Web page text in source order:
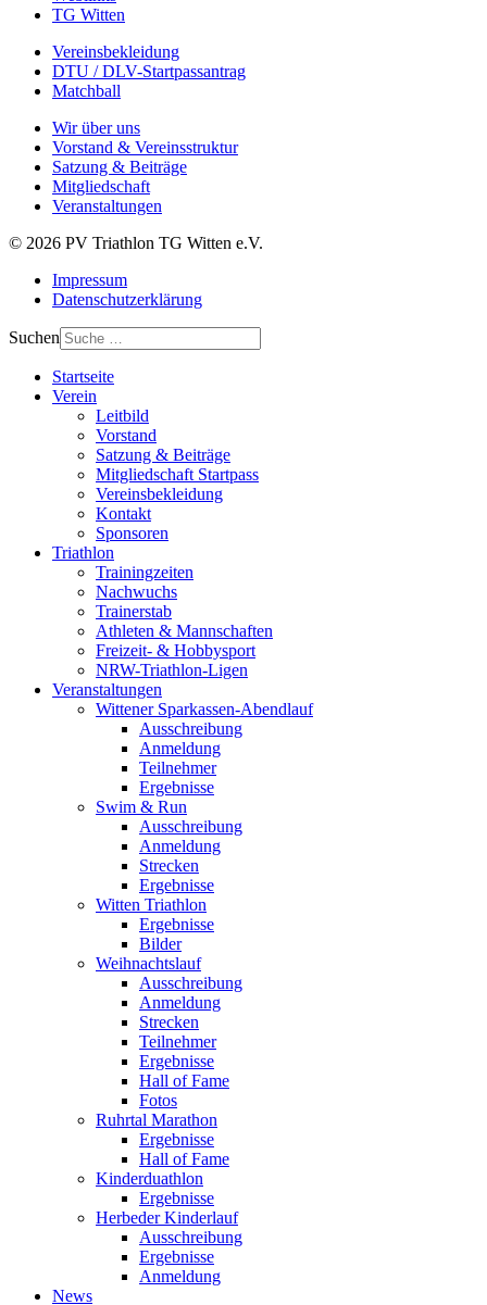
TG Witten
Vereinsbekleidung
DTU / DLV-Startpassantrag
Matchball
Wir über uns
Vorstand & Vereinsstruktur
Satzung & Beiträge
Mitgliedschaft
Veranstaltungen
© 2026 PV Triathlon TG Witten e.V.
Impressum
Datenschutzerklärung
Suchen
Startseite
Verein
Leitbild
Vorstand
Satzung & Beiträge
Mitgliedschaft Startpass
Vereinsbekleidung
Kontakt
Sponsoren
Triathlon
Trainingzeiten
Nachwuchs
Trainerstab
Athleten & Mannschaften
Freizeit- & Hobbysport
NRW-Triathlon-Ligen
Veranstaltungen
Wittener Sparkassen-Abendlauf
Ausschreibung
Anmeldung
Teilnehmer
Ergebnisse
Swim & Run
Ausschreibung
Anmeldung
Strecken
Ergebnisse
Witten Triathlon
Ergebnisse
Bilder
Weihnachtslauf
Ausschreibung
Anmeldung
Strecken
Teilnehmer
Ergebnisse
Hall of Fame
Fotos
Ruhrtal Marathon
Ergebnisse
Hall of Fame
Kinderduathlon
Ergebnisse
Herbeder Kinderlauf
Ausschreibung
Ergebnisse
Anmeldung
News